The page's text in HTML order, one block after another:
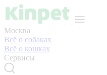
Москва
Всё о собаках
Всё о кошках
Сервисы